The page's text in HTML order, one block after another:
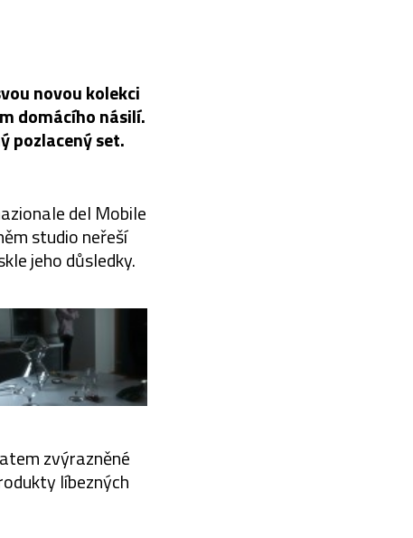
novou kolekci
domácího násilí.
pozlacený set.
del Mobile
studio neřeší
jeho důsledky.
zvýrazněné
líbezných